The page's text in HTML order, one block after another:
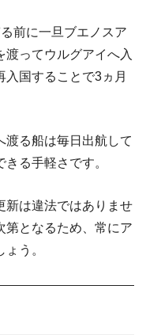
前に一旦ブエノスア
渡ってウルグアイへ入
入国することで3ヵ月
渡る船は毎日出航して
る手軽さです。
新は違法ではありませ
第となるため、常にア
う。